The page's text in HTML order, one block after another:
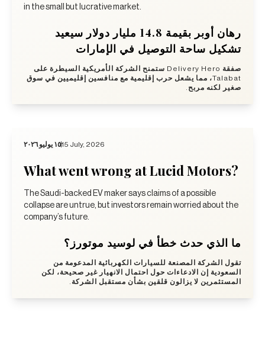
in the small but lucrative market.
رهان أوبر بقيمة 14.8 مليار دولار سيعيد
تشكيل ساحة التوصيل في الإمارات
صفقة Delivery Hero ستمنح الشركة الأمريكية السيطرة على
Talabat، مما يشعل حرب إقليمية مع منافسين إقليميين في سوق
صغير لكنه مربح.
١٥ يوليو ٢٠٢٦15 July, 2026
What went wrong at Lucid Motors?
The Saudi-backed EV maker says claims of a possible
collapse are untrue, but investors remain worried about the
company’s future.
ما الذي حدث خطأ في لوسيد موتورز؟
تقول الشركة المصنعة للسيارات الكهربائية المدعومة من
السعودية إن الادعاءات حول احتمال الانهيار غير صحيحة، لكن
المستثمرين لا يزالون قلقين بشأن مستقبل الشركة.